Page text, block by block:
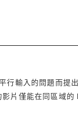
行輸入的問題而提出
片僅能在同區域